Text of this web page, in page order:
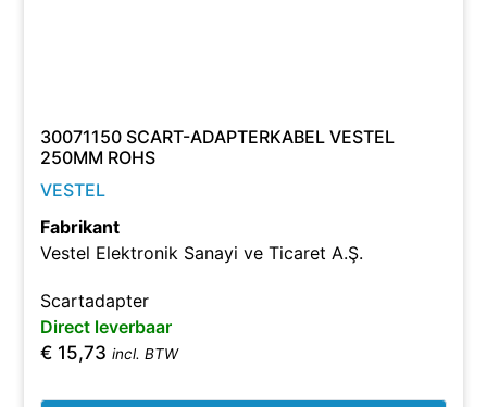
30071150 SCART-ADAPTERKABEL VESTEL
250MM ROHS
VESTEL
Fabrikant
Vestel Elektronik Sanayi ve Ticaret A.Ş.
Scartadapter
Direct leverbaar
€ 15,73 incl. BTW